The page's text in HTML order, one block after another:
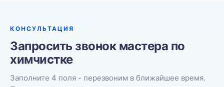
КОНСУЛЬТАЦИЯ
Запросить звонок мастера по
химчистке
Заполните 4 поля - перезвоним в ближайшее время.